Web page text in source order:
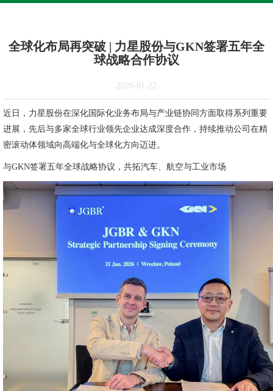
全球化布局再突破 | 力星股份与GKN签署五年全
球战略合作协议
2026-01-22
近日，力星股份在深化国际化业务布局与产业链协同方面取得系列重要
进展，先后与多家全球行业领先企业达成深度合作，持续推动公司在精
密滚动体领域向高端化与全球化方向迈进。
与GKN签署五年全球战略协议，共拓汽车、航空与工业市场